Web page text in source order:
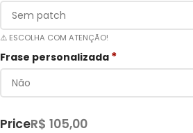
⚠️ ESCOLHA COM ATENÇÃO!
Frase personalizada *
PriceR$ 105,00